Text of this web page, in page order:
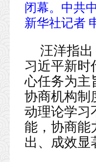
闭幕。中共
新华社记者
汪洋指
习近平新时
心任务为主
协商机构制
动理论学习
能，协商能
出、成效显